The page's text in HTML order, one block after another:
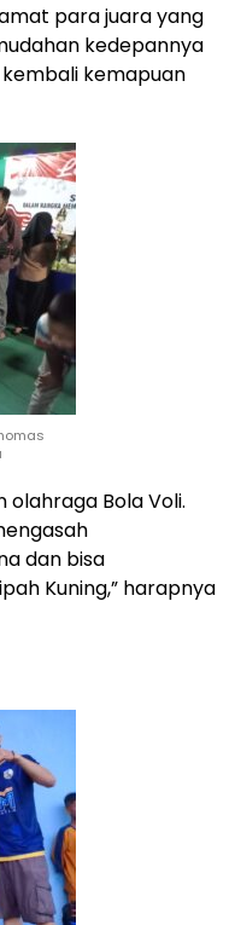
para juara yang
kedepannya
kemapuan
Bola Voli.
dan bisa
Kuning,” harapnya